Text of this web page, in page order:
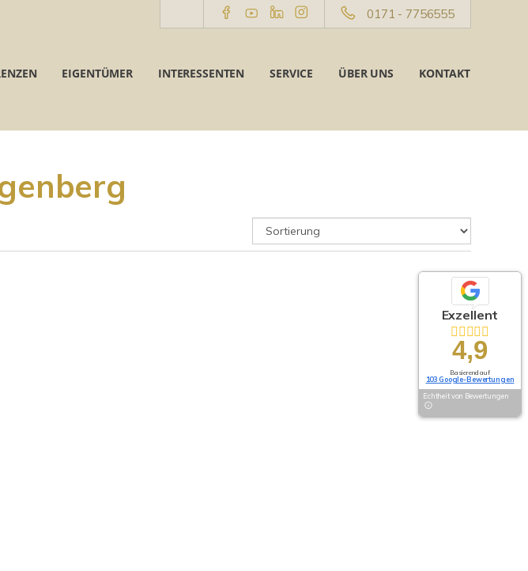
0171 - 7756555
EIGENTÜMER INTERESSENTEN SERVICE ÜBER UNS KONTAKT
Exzellent
4,9
Basierend auf
103 Google-Bewertungen
Echtheit von Bewertungen